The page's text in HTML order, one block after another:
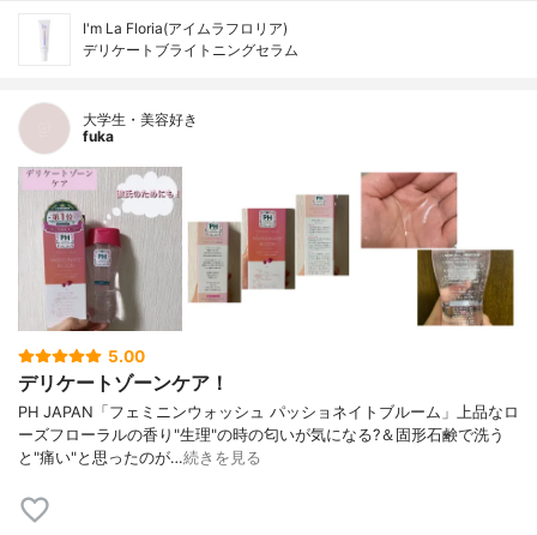
I'm La Floria(アイムラフロリア)
デリケートブライトニングセラム
大学生・美容好き
fuka
5.00
デリケートゾーンケア！
PH JAPAN「フェミニンウォッシュ パッショネイトブルーム」上品なロ
ーズフローラルの香り"生理"の時の匂いが気になる?＆固形石鹸で洗う
と"痛い"と思ったのが…続きを見る